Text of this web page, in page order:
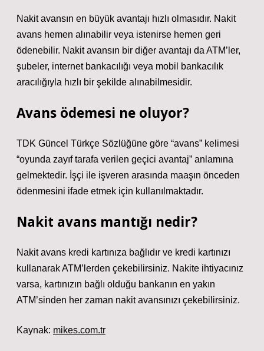
Nakit avansın en büyük avantajı hızlı olmasıdır. Nakit
avans hemen alınabilir veya istenirse hemen geri
ödenebilir. Nakit avansın bir diğer avantajı da ATM’ler,
şubeler, internet bankacılığı veya mobil bankacılık
aracılığıyla hızlı bir şekilde alınabilmesidir.
Avans ödemesi ne oluyor?
TDK Güncel Türkçe Sözlüğüne göre “avans” kelimesi
“oyunda zayıf tarafa verilen geçici avantaj” anlamına
gelmektedir. İşçi ile işveren arasında maaşın önceden
ödenmesini ifade etmek için kullanılmaktadır.
Nakit avans mantığı nedir?
Nakit avans kredi kartınıza bağlıdır ve kredi kartınızı
kullanarak ATM’lerden çekebilirsiniz. Nakite ihtiyacınız
varsa, kartınızın bağlı olduğu bankanın en yakın
ATM’sinden her zaman nakit avansınızı çekebilirsiniz.
Kaynak: mikes.com.tr